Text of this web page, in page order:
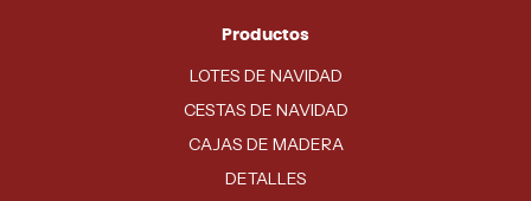
Productos
LOTES DE NAVIDAD
CESTAS DE NAVIDAD
CAJAS DE MADERA
DETALLES